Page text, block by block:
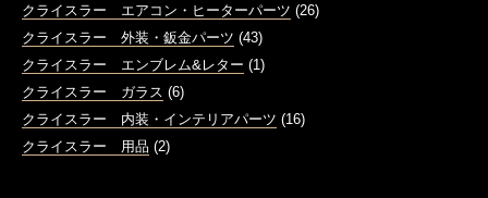
クライスラー エアコン・ヒーターパーツ (26)
クライスラー 外装・鈑金パーツ (43)
クライスラー エンブレム&レター (1)
クライスラー ガラス (6)
クライスラー 内装・インテリアパーツ (16)
クライスラー 用品 (2)